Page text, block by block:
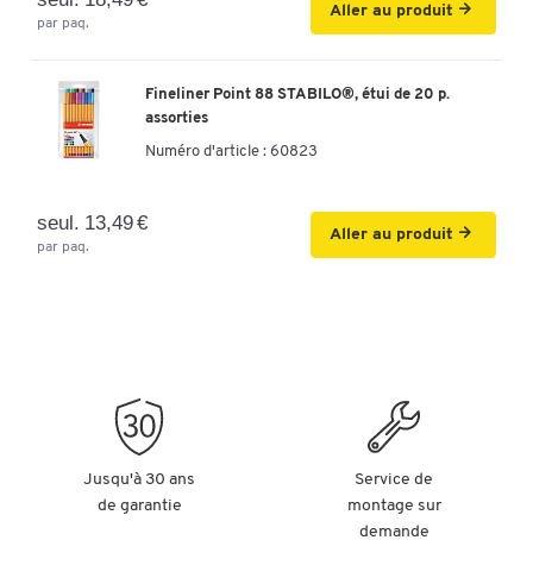
par paq.
Aller au produit
Fineliner Point 88 STABILO®, étui de 20 p.
assorties
Numéro d'article : 60823
seul. 13,49 €
par paq.
Aller au produit
Jusqu'à 30 ans
de garantie
Service de
montage sur
demande